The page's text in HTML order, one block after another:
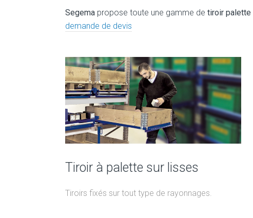
Segema propose toute une gamme de tiroir palette
demande de devis
Tiroir à palette sur lisses
Tiroirs fixés sur tout type de rayonnages.